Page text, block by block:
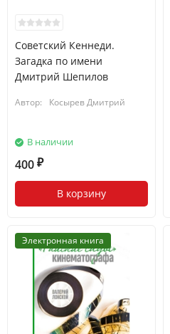
Советский Кеннеди.
Загадка по имени
Дмитрий Шепилов
Автор: Косырев Дмитрий
В наличии
400 ₽
В корзину
Электронная книга